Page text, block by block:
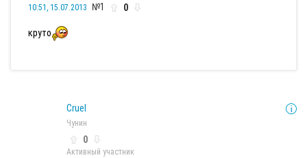
10:51, 15.07.2013 №1 0
круто
Cruel
Чунин
0
Активный участник